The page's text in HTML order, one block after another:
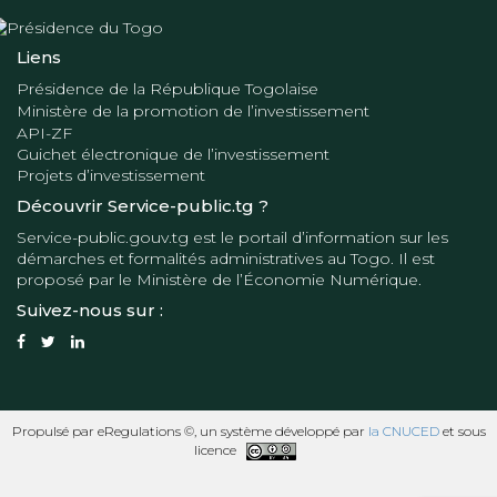
Liens
Présidence de la République Togolaise
Ministère de la promotion de l’investissement
API-ZF
Guichet électronique de l’investissement
Projets d’investissement
Découvrir Service-public.tg ?
Service-public.gouv.tg est le portail d’information sur les
démarches et formalités administratives au Togo. Il est
proposé par le Ministère de l’Économie Numérique.
Suivez-nous sur :
Propulsé par eRegulations ©, un système développé par la CNUCEDet sous
licence